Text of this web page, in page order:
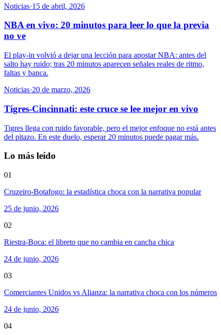
Noticias·15 de abril, 2026
NBA en vivo: 20 minutos para leer lo que la previa
no ve
El play-in volvió a dejar una lección para apostar NBA: antes del
salto hay ruido; tras 20 minutos aparecen señales reales de ritmo,
faltas y banca.
Noticias·20 de marzo, 2026
Tigres-Cincinnati: este cruce se lee mejor en vivo
Tigres llega con ruido favorable, pero el mejor enfoque no está antes
del pitazo. En este duelo, esperar 20 minutos puede pagar más.
Lo más leído
01
Cruzeiro-Botafogo: la estadística choca con la narrativa popular
25 de junio, 2026
02
Riestra-Boca: el libreto que no cambia en cancha chica
24 de junio, 2026
03
Comerciantes Unidos vs Alianza: la narrativa choca con los números
24 de junio, 2026
04